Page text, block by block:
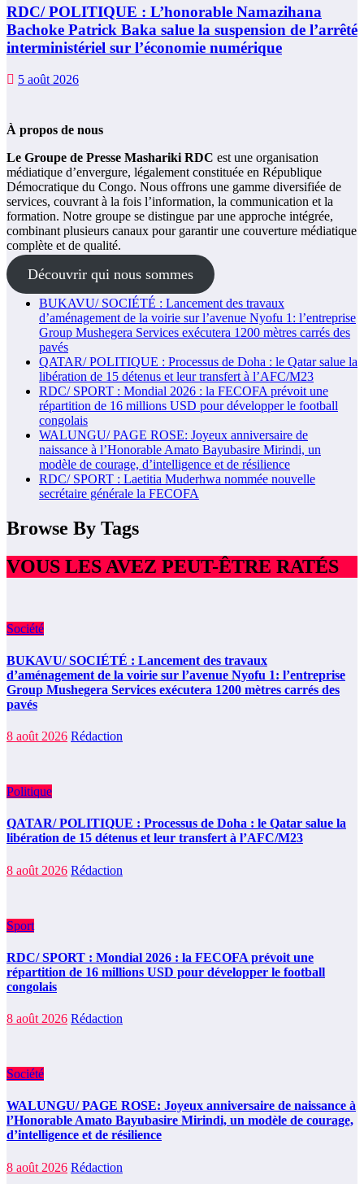
RDC/ POLITIQUE : L’honorable Namazihana
Bachoke Patrick Baka salue la suspension de l’arrêté
interministériel sur l’économie numérique
5 août 2026
À propos de nous
Le Groupe de Presse Mashariki RDC est une organisation
médiatique d’envergure, légalement constituée en République
Démocratique du Congo. Nous offrons une gamme diversifiée de
services, couvrant à la fois l’information, la communication et la
formation. Notre groupe se distingue par une approche intégrée,
combinant plusieurs canaux pour garantir une couverture médiatique
complète et de qualité.
Découvrir qui nous sommes
BUKAVU/ SOCIÉTÉ : Lancement des travaux
d’aménagement de la voirie sur l’avenue Nyofu 1: l’entreprise
Group Mushegera Services exécutera 1200 mètres carrés des
pavés
QATAR/ POLITIQUE : Processus de Doha : le Qatar salue la
libération de 15 détenus et leur transfert à l’AFC/M23
RDC/ SPORT : Mondial 2026 : la FECOFA prévoit une
répartition de 16 millions USD pour développer le football
congolais
WALUNGU/ PAGE ROSE: Joyeux anniversaire de
naissance à l’Honorable Amato Bayubasire Mirindi, un
modèle de courage, d’intelligence et de résilience
RDC/ SPORT : Laetitia Muderhwa nommée nouvelle
secrétaire générale la FECOFA
Browse By Tags
VOUS LES AVEZ PEUT-ÊTRE RATÉS
Société
BUKAVU/ SOCIÉTÉ : Lancement des travaux
d’aménagement de la voirie sur l’avenue Nyofu 1: l’entreprise
Group Mushegera Services exécutera 1200 mètres carrés des
pavés
8 août 2026 Rédaction
Politique
QATAR/ POLITIQUE : Processus de Doha : le Qatar salue la
libération de 15 détenus et leur transfert à l’AFC/M23
8 août 2026 Rédaction
Sport
RDC/ SPORT : Mondial 2026 : la FECOFA prévoit une
répartition de 16 millions USD pour développer le football
congolais
8 août 2026 Rédaction
Société
WALUNGU/ PAGE ROSE: Joyeux anniversaire de naissance à
l’Honorable Amato Bayubasire Mirindi, un modèle de courage,
d’intelligence et de résilience
8 août 2026 Rédaction